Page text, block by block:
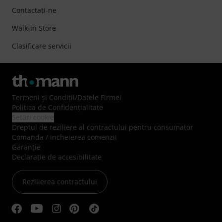
Contactaţi-ne
Walk-in Store
Clasificare servicii
Termeni şi Condiţii/Datele Firmei
Politica de Confidenţialitate
Dreptul de reziliere al contractului pentru consumator
Comanda / incheierea comenzii
Garanție
Declarație de accesibilitate
Rezilierea contractului